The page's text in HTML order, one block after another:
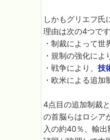
しかもグリエフ氏
理由は次の4つです
・制裁によって世
・規制の強化によ
・戦争により、 技
・欧米による追加
4点目の追加制裁
の首脳らはロシア
入の約40％、輸